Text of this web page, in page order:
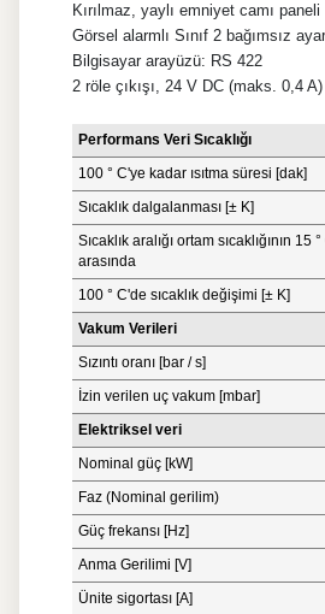
Kırılmaz, yaylı emniyet camı paneli
Görsel alarmlı Sınıf 2 bağımsız
Bilgisayar arayüzü: RS 422
2 röle çıkışı, 24 V DC (maks. 0,4 A)
Performans Veri Sıcaklığı
100 ° C'ye kadar ısıtma süresi [dak]
Sıcaklık dalgalanması [± K]
Sıcaklık aralığı ortam sıcaklığının 15
arasında
100 ° C'de sıcaklık değişimi [± K]
Vakum Verileri
Sızıntı oranı [bar / s]
İzin verilen uç vakum [mbar]
Elektriksel veri
Nominal güç [kW]
Faz (Nominal gerilim)
Güç frekansı [Hz]
Anma Gerilimi [V]
Ünite sigortası [A]